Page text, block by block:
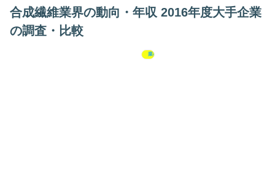
合成繊維業界の動向・年収 2016年度大手企業
の調査・比較
業界研究